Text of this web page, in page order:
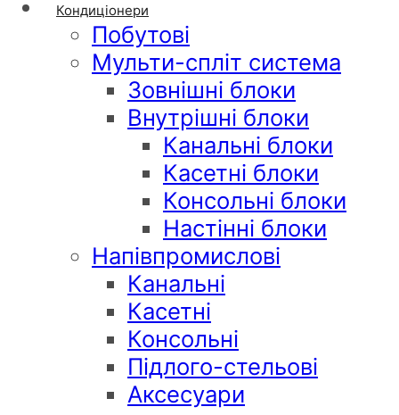
Кондиціонери
Побутові
Мульти-спліт система
Зовнішні блоки
Внутрішні блоки
Канальні блоки
Касетні блоки
Консольні блоки
Настінні блоки
Напівпромислові
Канальні
Касетні
Консольні
Підлого-стельові
Аксесуари